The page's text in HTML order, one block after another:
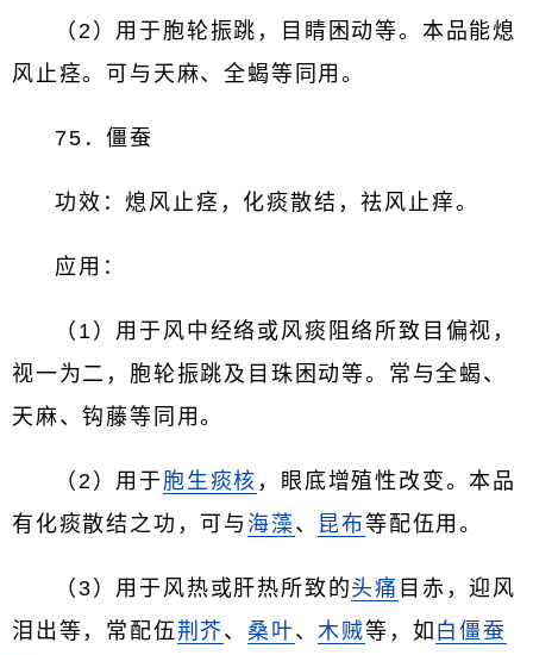
（2）用于胞轮振跳，目睛困动等。本品能熄
风止痉。可与天麻、全蝎等同用。
75．僵蚕
功效：熄风止痉，化痰散结，祛风止痒。
应用：
（1）用于风中经络或风痰阻络所致目偏视，
视一为二，胞轮振跳及目珠困动等。常与全蝎、
天麻、钩藤等同用。
（2）用于 胞生痰核 ，眼底增殖性改变。本品
有化痰散结之功，可与 海藻、 昆布等配伍用。
（3）用于风热或肝热所致的头痛 目赤，迎风
泪出等，常配伍荆芥、 桑叶、木贼等，如 白僵蚕